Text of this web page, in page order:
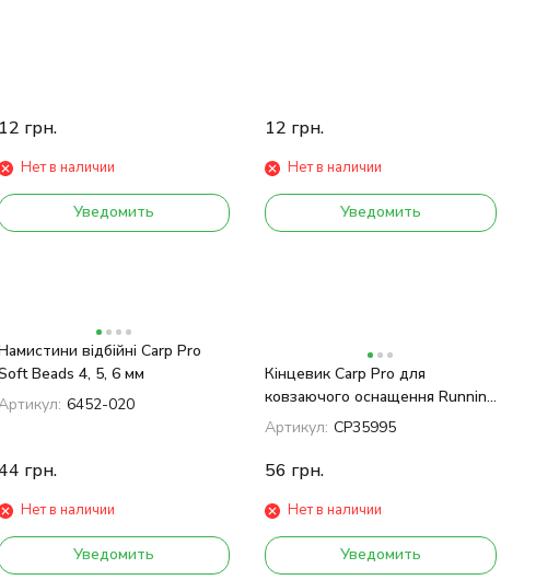
12 грн.
Нет в наличии
Уведомить
12 грн.
Нет в наличии
Уведомить
відбійні Carp Pro
Beads 4, 5, 6 мм
6452-020
грн.
Нет в наличии
Уведомить
Кінцевик Carp Pro для
ковзаючого оснащення Running
Rig (10 шт.)
Артикул: CP35995
56 грн.
Нет в наличии
Уведомить